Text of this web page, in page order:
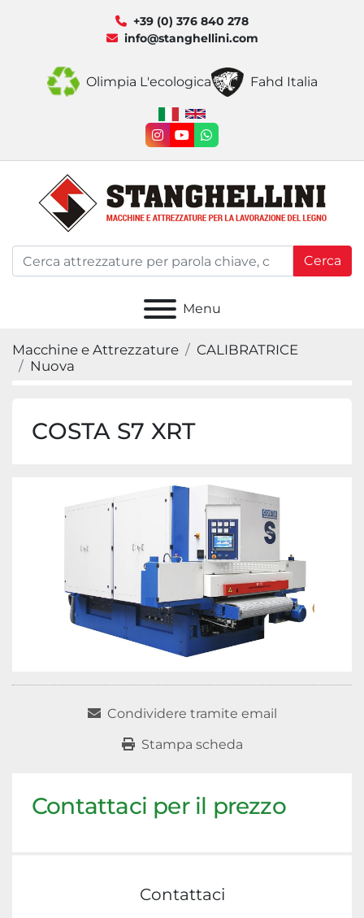
+39 (0) 376 840 278
info@stanghellini.com
Olimpia L'ecologica Fahd Italia
instagram
youtubewhatsapp
Cerca
Menu
Macchine e Attrezzature
CALIBRATRICE
Nuova
COSTA S7 XRT
Condividere tramite email
Stampa scheda
Contattaci per il prezzo
Contattaci